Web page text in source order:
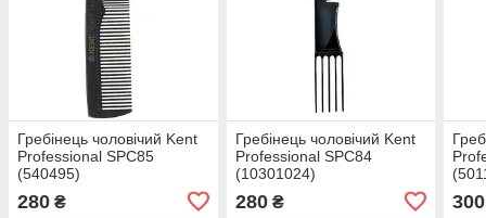
Гребінець чоловічий Kent
Professional SPC85
(540495)
280 ₴
Гребінець чоловічий Kent
Professional SPC84
(10301024)
280₴ 300